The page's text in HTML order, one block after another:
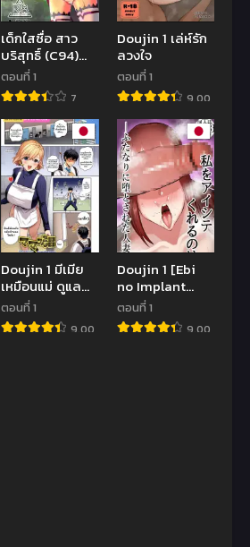
เด็กใสซื่อ สาว
บริสุทธิ์ (C94)
[Chelsea lip
(Minato
Yoshihiro)]
Majo no
nokoriga
(Re:Zero kara
Hajimeru
Isekai
Seikatsu)
ตอนที่ 1
7
Doujin 1 เล่ห์รัก
ลวงใจ
ตอนที่ 1
9.00
Doujin 1 มีเมีย
เหมือนแม่ ดูแล
เหมือนลูก
ตอนที่ 1
9.00
Doujin 1 [Ebi
no Implant
(Shrimp Cake)]
Watashi o
Aishite Kureru
ตอนที่ 1
9.00